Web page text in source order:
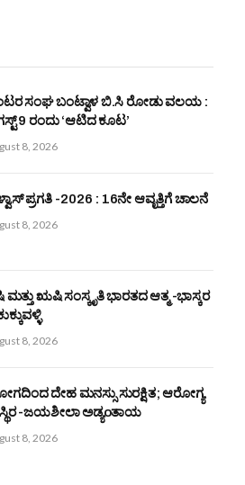
ಸಂಘ ಬಂಟ್ವಾಳ ಬಿ.ಸಿ ರೋಡು ವಲಯ :
9 ರಂದು ‘ಆಟಿದ ಕೂಟ’
8, 2026
ಪ್ರಗತಿ -2026 : 16ನೇ ಆವೃತ್ತಿಗೆ ಚಾಲನೆ
8, 2026
ಮತ್ತು ಋಷಿ ಸಂಸ್ಕೃತಿ ಭಾರತದ ಆತ್ಮ -ಭಾಸ್ಕರ
8, 2026
ದೇಹ ಮನಸ್ಸು ಸುರಕ್ಷಿತ; ಆರೋಗ್ಯ
-ಜಯಶೀಲಾ ಅಡ್ಯoತಾಯ
8, 2026